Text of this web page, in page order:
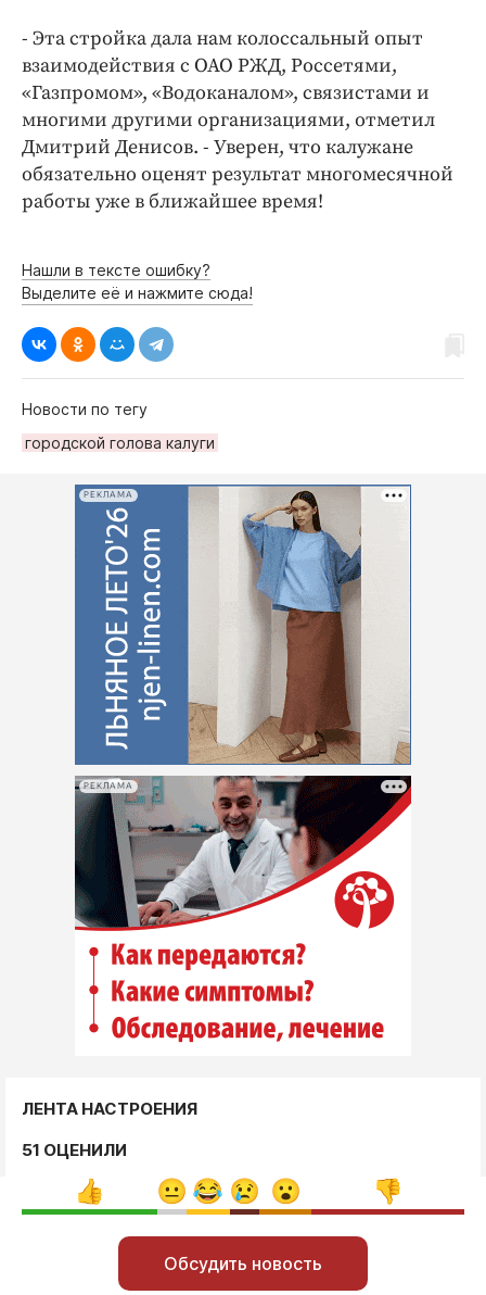
- Эта стройка дала нам колоссальный опыт
взаимодействия с ОАО РЖД, Россетями,
«Газпромом», «Водоканалом», связистами и
многими другими организациями, отметил
Дмитрий Денисов. - Уверен, что калужане
обязательно оценят результат многомесячной
работы уже в ближайшее время!
Нашли в тексте ошибку?
Выделите её и нажмите сюда!
Новости по тегу
городской голова калуги
РЕКЛАМА
РЕКЛАМА
ЛЕНТА НАСТРОЕНИЯ
51 ОЦЕНИЛИ
Обсудить новость